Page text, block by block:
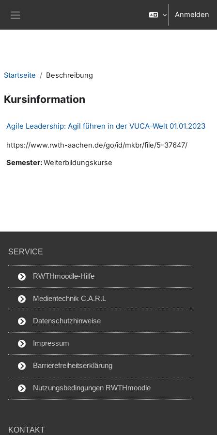
Anmelden
Startseite Beschreibung
Kursinformation
Agile Leadership: Agil führen in der VUCA-Welt 01.01.2023
https://www.rwth-aachen.de/go/id/mkbr/file/5-37647/
Semester:Weiterbildungskurse
SERVICE
RWTHmoodle-Hilfe
Medientechnik C.A.R.L
Datenschutzhinweise
Impressum
Barrierefreiheitserklärung
Nutzungsbedingungen RWTHmoodle
KONTAKT